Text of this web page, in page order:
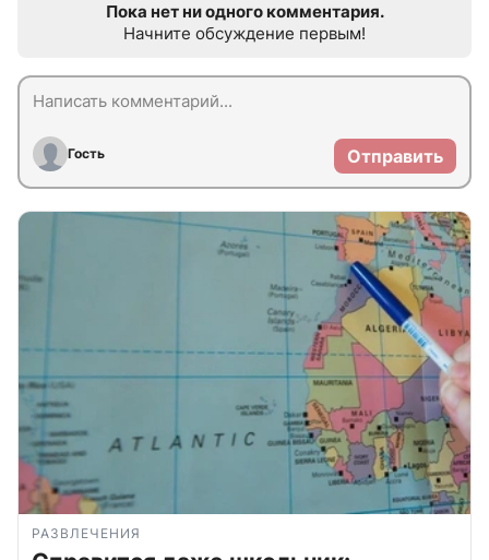
Пока нет ни одного комментария.
Начните обсуждение первым!
Гость Отправить
РАЗВЛЕЧЕНИЯ